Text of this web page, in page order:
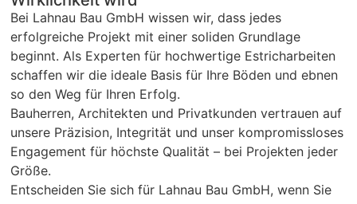
Bei Lahnau Bau GmbH wissen wir, dass jedes
erfolgreiche Projekt mit einer soliden Grundlage
beginnt. Als Experten für hochwertige Estricharbeiten
schaffen wir die ideale Basis für Ihre Böden und ebnen
so den Weg für Ihren Erfolg.
Bauherren, Architekten und Privatkunden vertrauen auf
unsere Präzision, Integrität und unser kompromissloses
Engagement für höchste Qualität – bei Projekten jeder
Größe.
Entscheiden Sie sich für Lahnau Bau GmbH, wenn Sie